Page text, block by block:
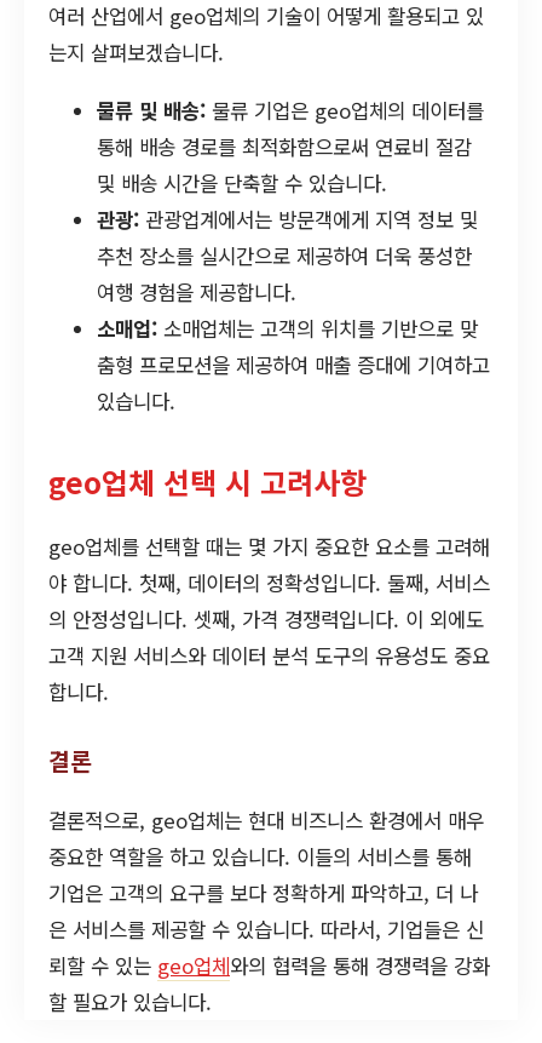
여러 산업에서 geo업체의 기술이 어떻게 활용되고 있
는지 살펴보겠습니다.
물류 및 배송: 물류 기업은 geo업체의 데이터를
통해 배송 경로를 최적화함으로써 연료비 절감
및 배송 시간을 단축할 수 있습니다.
관광: 관광업계에서는 방문객에게 지역 정보 및
추천 장소를 실시간으로 제공하여 더욱 풍성한
여행 경험을 제공합니다.
소매업: 소매업체는 고객의 위치를 기반으로 맞
춤형 프로모션을 제공하여 매출 증대에 기여하고
있습니다.
geo업체 선택 시 고려사항
geo업체를 선택할 때는 몇 가지 중요한 요소를 고려해
야 합니다. 첫째, 데이터의 정확성입니다. 둘째, 서비스
의 안정성입니다. 셋째, 가격 경쟁력입니다. 이 외에도
고객 지원 서비스와 데이터 분석 도구의 유용성도 중요
합니다.
결론
결론적으로, geo업체는 현대 비즈니스 환경에서 매우
중요한 역할을 하고 있습니다. 이들의 서비스를 통해
기업은 고객의 요구를 보다 정확하게 파악하고, 더 나
은 서비스를 제공할 수 있습니다. 따라서, 기업들은 신
뢰할 수 있는 geo업체와의 협력을 통해 경쟁력을 강화
할 필요가 있습니다.